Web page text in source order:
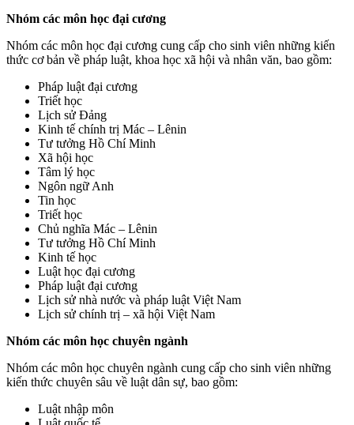
Nhóm các môn học đại cương
Nhóm các môn học đại cương cung cấp cho sinh viên những kiến
thức cơ bản về pháp luật, khoa học xã hội và nhân văn, bao gồm:
Pháp luật đại cương
Triết học
Lịch sử Đảng
Kinh tế chính trị Mác – Lênin
Tư tưởng Hồ Chí Minh
Xã hội học
Tâm lý học
Ngôn ngữ Anh
Tin học
Triết học
Chủ nghĩa Mác – Lênin
Tư tưởng Hồ Chí Minh
Kinh tế học
Luật học đại cương
Pháp luật đại cương
Lịch sử nhà nước và pháp luật Việt Nam
Lịch sử chính trị – xã hội Việt Nam
Nhóm các môn học chuyên ngành
Nhóm các môn học chuyên ngành cung cấp cho sinh viên những
kiến thức chuyên sâu về luật dân sự, bao gồm:
Luật nhập môn